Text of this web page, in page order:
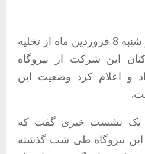
مدیرعامل روس‌اتم روز شنبه 8 فروردین ماه از تخلیه
کارکنان این شرکت از نیروگاه
و اعلام کرد وضعیت این
یک نشست خبری گفت که
نیروگاه طی شب گذشته